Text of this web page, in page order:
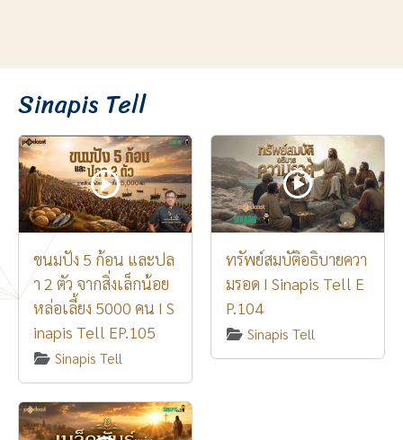
Sinapis Tell
ขนมปัง 5 ก้อน และปล
า 2 ตัว จากสิ่งเล็กน้อย
หล่อเลี้ยง 5000 คน I S
inapis Tell EP.105
Sinapis Tell
ทรัพย์สมบัติอธิบายควา
มรอด I Sinapis Tell E
P.104
Sinapis Tell